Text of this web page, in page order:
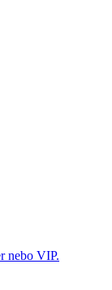
nebo VIP.